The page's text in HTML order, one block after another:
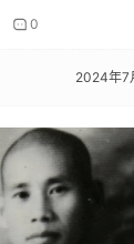
0
2024年7